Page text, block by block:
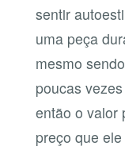
sentir
uma peça
mesmo
poucas
então o valor
preço que